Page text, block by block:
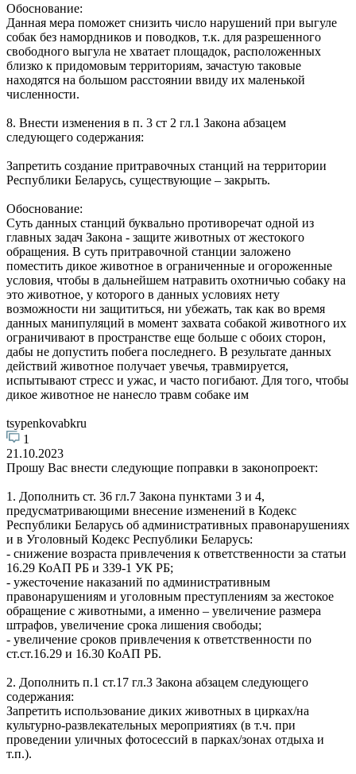
Обоснование:
Данная мера поможет снизить число нарушений при выгуле
собак без намордников и поводков, т.к. для разрешенного
свободного выгула не хватает площадок, расположенных
близко к придомовым территориям, зачастую таковые
находятся на большом расстоянии ввиду их маленькой
численности.
8. Внести изменения в п. 3 ст 2 гл.1 Закона абзацем
следующего содержания:
Запретить создание притравочных станций на территории
Республики Беларусь, существующие – закрыть.
Обоснование:
Суть данных станций буквально противоречат одной из
главных задач Закона - защите животных от жестокого
обращения. В суть притравочной станции заложено
поместить дикое животное в ограниченные и огороженные
условия, чтобы в дальнейшем натравить охотничью собаку на
это животное, у которого в данных условиях нету
возможности ни защититься, ни убежать, так как во время
данных манипуляций в момент захвата собакой животного их
ограничивают в пространстве еще больше с обоих сторон,
дабы не допустить побега последнего. В результате данных
действий животное получает увечья, травмируется,
испытывают стресс и ужас, и часто погибают. Для того, чтобы
дикое животное не нанесло травм собаке им
tsypenkovabkru
1
21.10.2023
Прошу Вас внести следующие поправки в законопроект:
1. Дополнить ст. 36 гл.7 Закона пунктами 3 и 4,
предусматривающими внесение изменений в Кодекс
Республики Беларусь об административных правонарушениях
и в Уголовный Кодекс Республики Беларусь:
- снижение возраста привлечения к ответственности за статьи
16.29 КоАП РБ и 339-1 УК РБ;
- ужесточение наказаний по административным
правонарушениям и уголовным преступлениям за жестокое
обращение с животными, а именно – увеличение размера
штрафов, увеличение срока лишения свободы;
- увеличение сроков привлечения к ответственности по
ст.ст.16.29 и 16.30 КоАП РБ.
2. Дополнить п.1 ст.17 гл.3 Закона абзацем следующего
содержания:
Запретить использование диких животных в цирках/на
культурно-развлекательных мероприятиях (в т.ч. при
проведении уличных фотосессий в парках/зонах отдыха и
т.п.).